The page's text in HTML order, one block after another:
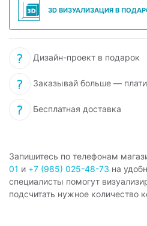
3D ВИЗУАЛИЗАЦИЯ В
Дизайн-проект в подарок
Заказывай больше —
Бесплатная доставка
Запишитесь по телефонам
01 и +7 (985) 025-48-73 на
специалисты помогут
подсчитать нужное количество